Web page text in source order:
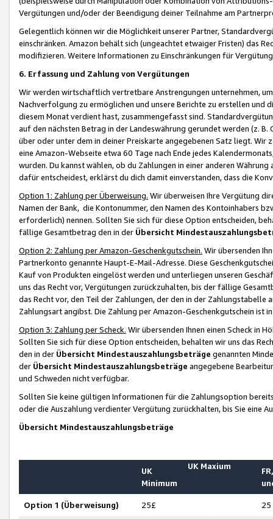
Vergütungen und/oder der Beendigung deiner Teilnahme am
Gelegentlich können wir die Möglichkeit unserer Partner,
einschränken. Amazon behält sich (ungeachtet etwaiger Fristen) das
modifizieren. Weitere Informationen zu Einschränkungen für
6. Erfassung und Zahlung von Vergütungen
Wir werden wirtschaftlich vertretbare Anstrengungen unternehmen,
Nachverfolgung zu ermöglichen und unsere Berichte zu erstellen und
diesem Monat verdient hast, zusammengefasst sind.
auf den nächsten Betrag in der Landeswährung gerundet werden (z.
über oder unter dem in deiner Preiskarte angegebenen Satz liegt.
eine Amazon-Webseite etwa 60 Tage nach Ende jedes
wurden. Du kannst wählen, ob du Zahlungen in einer anderen
dafür entscheidest, erklärst du dich damit einverstanden, dass die
Option 1: Zahlung per Überweisung. Wir überweisen Ihre Vergütung
Namen der Bank, die Kontonummer, den Namen des Kontoinhabers
erforderlich) nennen. Sollten Sie sich für diese Option entscheiden,
fällige Gesamtbetrag den in der Übersicht
Option 2: Zahlung per Amazon-Geschenkgutschein. Wir übersenden
Partnerkonto genannte Haupt-E-Mail-Adresse. Diese
Kauf von Produkten eingelöst werden und unterliegen unseren
uns das Recht vor, Vergütungen zurückzuhalten, bis der fällige
das Recht vor, den Teil der Zahlungen, der den in der
Zahlungsart angibst. Die Zahlung per Amazon-Geschenkgutschein ist
Option 3: Zahlung per Scheck. Wir übersenden Ihnen einen Scheck in
Sollten Sie sich für diese Option entscheiden, behalten wir uns das
den in der Übersicht Mindestauszahlungsbeträge genannten
der Übersicht Mindestauszahlungsbeträge angegebene
und Schweden nicht verfügbar.
Sollten Sie keine gültigen Informationen für die Zahlungsoption
oder die Auszahlung verdienter Vergütung zurückhalten, bis Sie
Übersicht Mindestauszahlungsbeträge
UK
Minimum
UK Maxium
Option 1 (Überweisung) 25£ 25